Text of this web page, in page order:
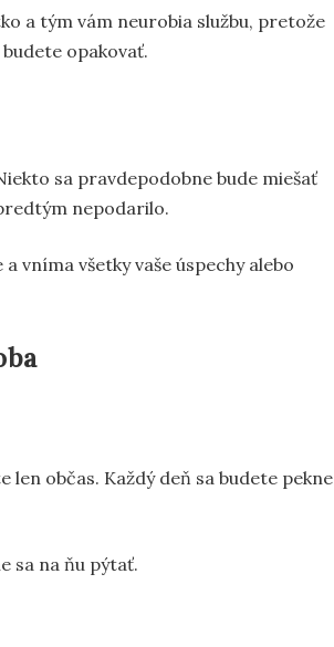
a tým vám neurobia službu, pretože
opakovať.
sa pravdepodobne bude miešať
nepodarilo.
vníma všetky vaše úspechy alebo
občas. Každý deň sa budete pekne
sa na ňu pýtať.